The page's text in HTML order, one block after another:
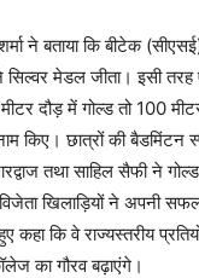
ने बताया कि बीटेक
ने सिल्वर मेडल जीता। इसी
दौड़ में गोल्ड तो 100
किए। छात्रों की बैडमिंटन
भारद्वाज तथा साहिल सैफी ने
खिलाड़ियों ने अपनी
कहा कि वे राज्यस्तरीय
का गौरव बढ़ाएंगे।